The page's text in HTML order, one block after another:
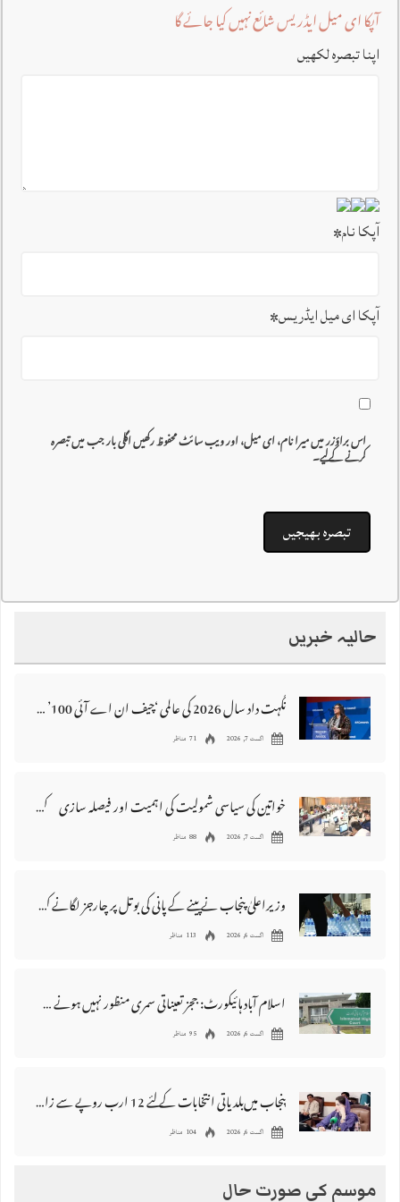
آپکا ای میل ایڈریس شائع نہیں کیا جائے گا
اپنا تبصرہ لکھیں
آپکا نام*
آپکا ای میل ایڈریس*
اس براؤزر میں میرا نام، ای میل، اور ویب سائٹ محفوظ رکھیں اگلی بار جب میں تبصرہ
کرنے کےلیے۔
حالیہ خبریں
نگہت داد سال 2026 کی عالمی ‘چیف ان اے آئی 100’ فہرست میں شامل
اگست 7, 2026 71 مناظر
خواتین کی سیاسی شمولیت کی اہمیت اور فیصلہ سازی کے عمل میں فعال کردار
اگست 7, 2026 88 مناظر
وزیراعلیٰ پنجاب نے پینے کے پانی کی بوتل پر چارجز لگانے کی تجویز مستر دکر دی
اگست 6, 2026 113 مناظر
اسلام آباد ہائیکورٹ: ججز تعیناتی سمری منظور نہیں‌ ہونے کے خٌلاف فیصلہ محفوظ
اگست 6, 2026 95 مناظر
پنجاب میں‌بلدیاتی انتخابات کے لئے 12 ارب روپے سے زائد مختص کرنے کی منظوری
اگست 6, 2026 104 مناظر
موسم کی صورت حال